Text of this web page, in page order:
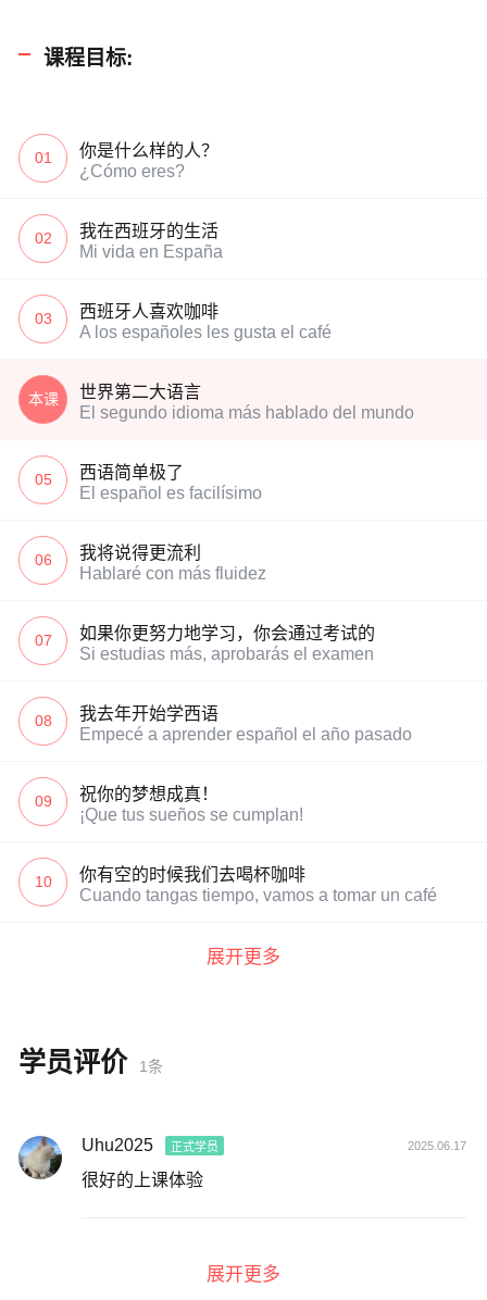
课程目标:
01
你是什么样的人？
¿Cómo eres?
02
我在西班牙的生活
Mi vida en España
03
西班牙人喜欢咖啡
A los españoles les gusta el café
本课
世界第二大语言
El segundo idioma más hablado del mundo
05
西语简单极了
El español es facilísimo
06
我将说得更流利
Hablaré con más fluidez
07
如果你更努力地学习，你会通过考试的
Si estudias más, aprobarás el examen
08
我去年开始学西语
Empecé a aprender español el año pasado
09
祝你的梦想成真！
¡Que tus sueños se cumplan!
10
你有空的时候我们去喝杯咖啡
Cuando tangas tiempo, vamos a tomar un café
展开更多
学员评价 1条
Uhu2025 正式学员 2025.06.17
很好的上课体验
展开更多